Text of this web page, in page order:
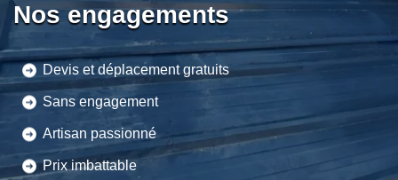
Nos engagements
Devis et déplacement gratuits
Sans engagement
Artisan passionné
Prix imbattable